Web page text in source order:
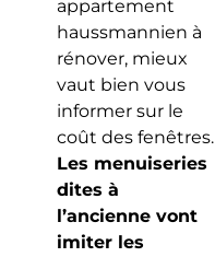
appartement
haussmannien à
rénover, mieux
vaut bien vous
informer sur le
coût des fenêtres.
Les menuiseries
dites à
l’ancienne vont
imiter les